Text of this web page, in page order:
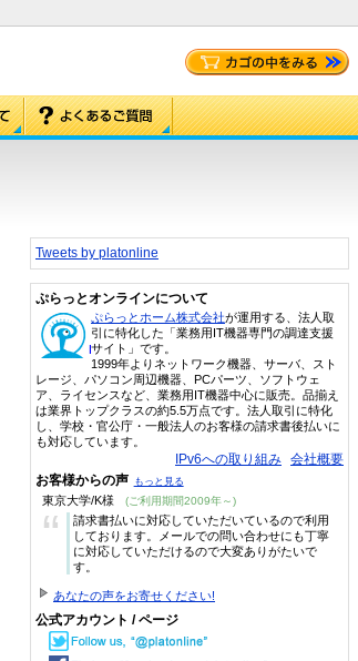
Tweets by platonline
ぷらっとオンラインについて
ぷらっとホーム株式会社が運用する、法人取
引に特化した「業務用IT機器専門の調達支援
サイト」です。
1999年よりネットワーク機器、サーバ、スト
レージ、パソコン周辺機器、PCパーツ、ソフトウェ
ア、ライセンスなど、業務用IT機器中心に販売。品揃え
は業界トップクラスの約5.5万点です。法人取引に特化
し、学校・官公庁・一般法人のお客様の請求書後払いに
も対応しています。
IPv6への取り組み 会社概要
お客様からの声 もっと見る
東京大学/K様 (ご利用期間2009年～)
“
請求書払いに対応していただいているので利用
しております。メールでの問い合わせにも丁寧
に対応していただけるので大変ありがたいで
す。
あなたの声をお寄せください!
公式アカウント / ページ